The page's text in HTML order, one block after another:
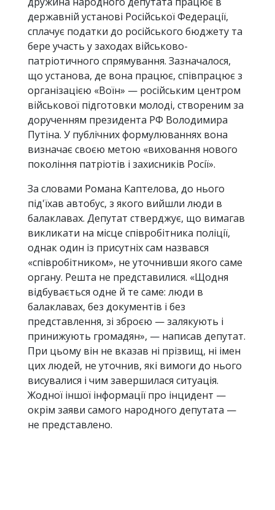
державній установі Російської Федерації,
сплачує податки до російського бюджету та
бере участь у заходах військово-
патріотичного спрямування. Зазначалося,
що установа, де вона працює, співпрацює з
організацією «Воїн» — російським центром
військової підготовки молоді, створеним за
дорученням президента РФ Володимира
Путіна. У публічних формулюваннях вона
визначає своєю метою «виховання нового
покоління патріотів і захисників Росії».
За словами Романа Каптелова, до нього
під'їхав автобус, з якого вийшли люди в
балаклавах. Депутат стверджує, що вимагав
викликати на місце співробітника поліції,
однак один із присутніх сам назвався
«співробітником», не уточнивши якого саме
органу. Решта не представилися. «Щодня
відбувається одне й те саме: люди в
балаклавах, без документів і без
представлення, зі зброєю — залякують і
принижують громадян», — написав депутат.
При цьому він не вказав ні прізвищ, ні імен
цих людей, не уточнив, які вимоги до нього
висувалися і чим завершилася ситуація.
Жодної іншої інформації про інцидент —
окрім заяви самого народного депутата —
не представлено.